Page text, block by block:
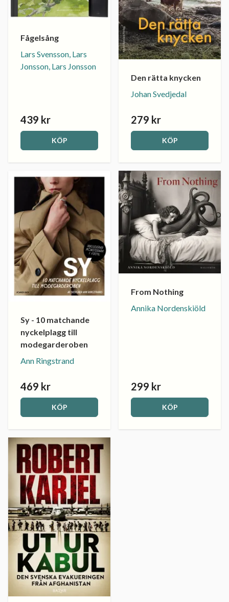
Fågelsång
Lars Svensson, Lars
Jonsson, Lars Jonsson
439 kr
KÖP
Den rätta knycken
Johan Svedjedal
279 kr
KÖP
Sy - 10 matchande
nyckelplagg till
modegarderoben
Ann Ringstrand
469 kr
KÖP
From Nothing
Annika Nordenskiöld
299 kr
KÖP